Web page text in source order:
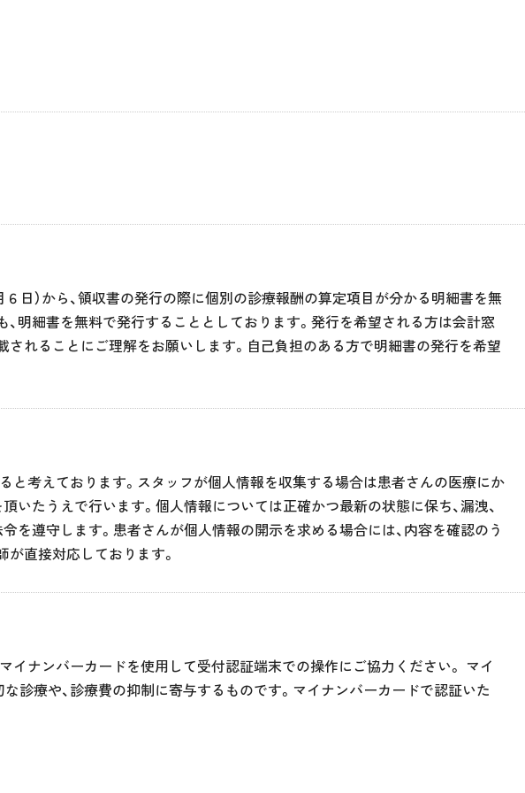
日）から、領収書の発行の際に個別の診療報酬の算定項目が分かる明細書を無
明細書を無料で発行することとしております。発行を希望される方は会計窓
れることにご理解をお願いします。自己負担のある方で明細書の発行を希望
考えております。スタッフが個人情報を収集する場合は患者さんの医療にか
たうえで行います。個人情報については正確かつ最新の状態に保ち、漏洩、
を遵守します。患者さんが個人情報の開示を求める場合には、内容を確認のう
直接対応しております。
ナンバーカードを使用して受付認証端末での操作にご協力ください。 マイ
療や、診療費の抑制に寄与するものです。マイナンバーカードで認証いた